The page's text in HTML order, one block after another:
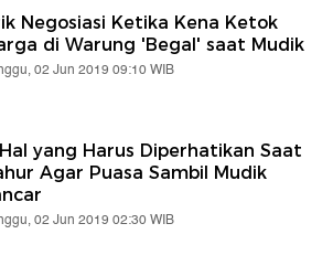
Negosiasi Ketika Kena Ketok
di Warung 'Begal' saat Mudik
02 Jun 2019 09:10 WIB
yang Harus Diperhatikan Saat
Agar Puasa Sambil Mudik
02 Jun 2019 02:30 WIB